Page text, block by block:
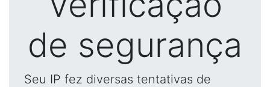
de segurança
Seu IP fez diversas tentativas de